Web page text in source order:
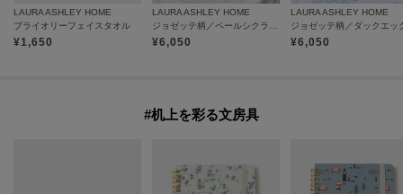
LAURA ASHLEY HOME
プライオリーフェイスタオル
¥1,650
LAURA ASHLEY HOME
¥6,050
LAURA ASHLEY HOME
¥6,050
#机上を彩る文房具